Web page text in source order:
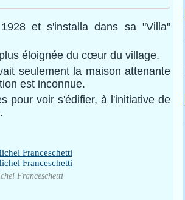
et s'installa dans sa "Villa"
éloignée du cœur du village.
seulement la maison attenante
est inconnue.
pour voir s'édifier, à l'initiative de
Franceschetti